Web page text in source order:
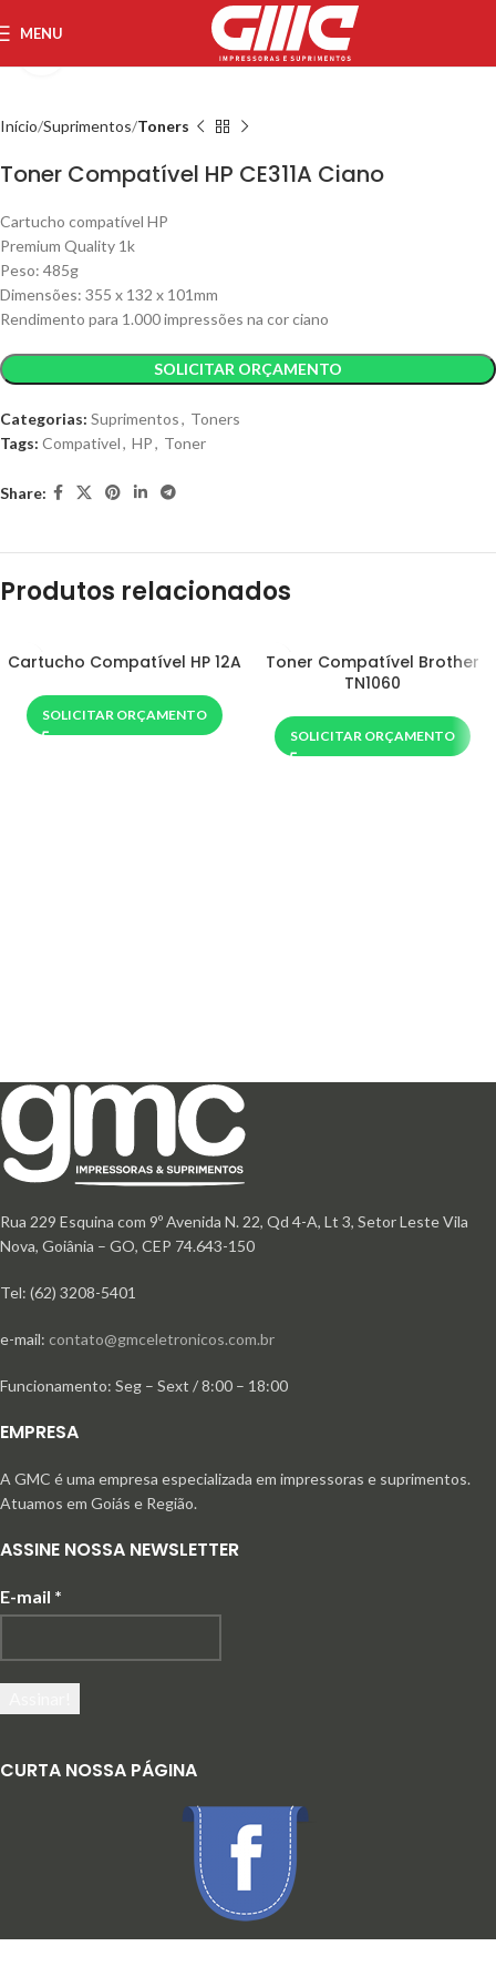
MENU
Início Suprimentos Toners
Toner Compatível HP CE311A Ciano
Cartucho compatível HP
Premium Quality 1k
Peso: 485g
Dimensões: 355 x 132 x 101mm
Rendimento para 1.000 impressões na cor ciano
SOLICITAR ORÇAMENTO
Categorias: Suprimentos, Toners
Tags: Compativel, HP, Toner
Share:
Produtos relacionados
Cartucho Compatível HP 12A
SOLICITAR ORÇAMENTO
Toner Compatível Brother
TN1060
SOLICITAR ORÇAMENTO
Rua 229 Esquina com 9º Avenida N. 22, Qd 4-A, Lt 3, Setor Leste Vila
Nova, Goiânia – GO, CEP 74.643-150
Tel: (62) 3208-5401
e-mail: contato@gmceletronicos.com.br
Funcionamento: Seg – Sext / 8:00 – 18:00
EMPRESA
A GMC é uma empresa especializada em impressoras e suprimentos.
Atuamos em Goiás e Região.
ASSINE NOSSA NEWSLETTER
E-mail *
CURTA NOSSA PÁGINA